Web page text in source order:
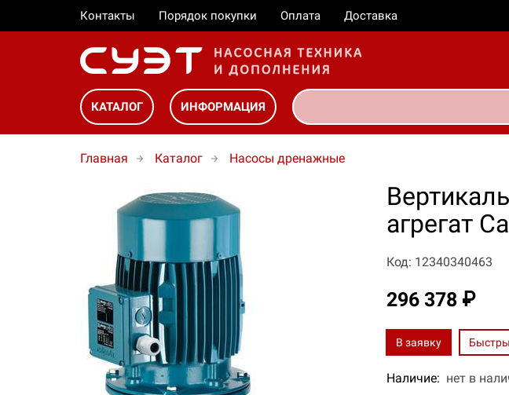
Контакты Порядок покупки Оплата Доставка
КАТАЛОГ ИНФОРМАЦИЯ
Главная Каталог Насосы дренажные
агрегат
Код: 12340340463
296 378 ₽
В заявку
Наличие: нет в